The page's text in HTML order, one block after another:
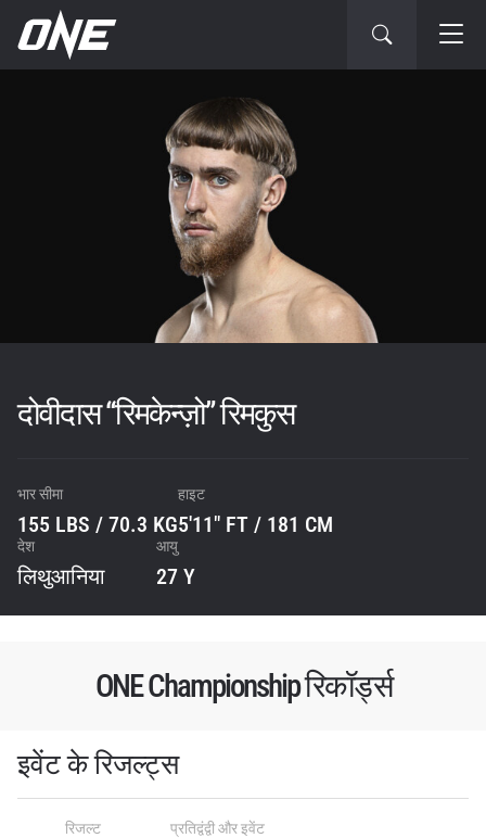
दोवीदास “रिमकेन्ज़ो” रिमकुस
भार सीमा
155 LBS / 70.3 KG
हाइट
5'11" FT / 181 CM
देश
लिथुआनिया
आयु
27 Y
ONE Championship रिकॉर्ड्स
इवेंट के रिजल्ट्स
रिजल्ट प्रतिद्वंद्वी और इवेंट